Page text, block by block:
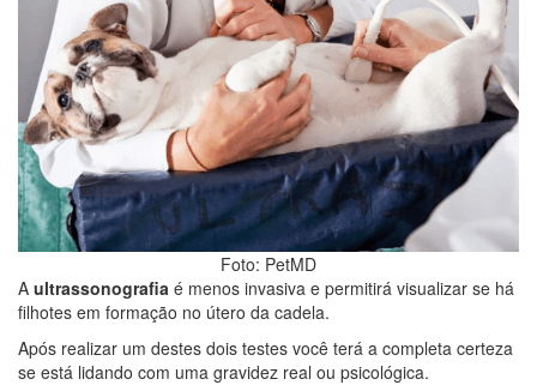
Foto: PetMD
A ultrassonografia é menos invasiva e permitirá visualizar se há
filhotes em formação no útero da cadela.
Após realizar um destes dois testes você terá a completa certeza
se está lidando com uma gravidez real ou psicológica.